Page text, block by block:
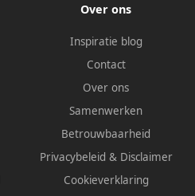
Over ons
Inspiratie blog
Contact
Over ons
Samenwerken
Betrouwbaarheid
Privacybeleid & Disclaimer
Cookieverklaring